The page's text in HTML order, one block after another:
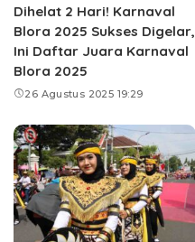
Dihelat 2 Hari! Karnaval
Blora 2025 Sukses Digelar,
Ini Daftar Juara Karnaval
Blora 2025
26 Agustus 2025 19:29